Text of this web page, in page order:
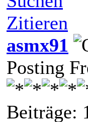
Zitieren
asmx91
Posting
Beiträge: